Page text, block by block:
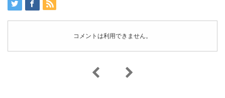
コメントは利用できません。